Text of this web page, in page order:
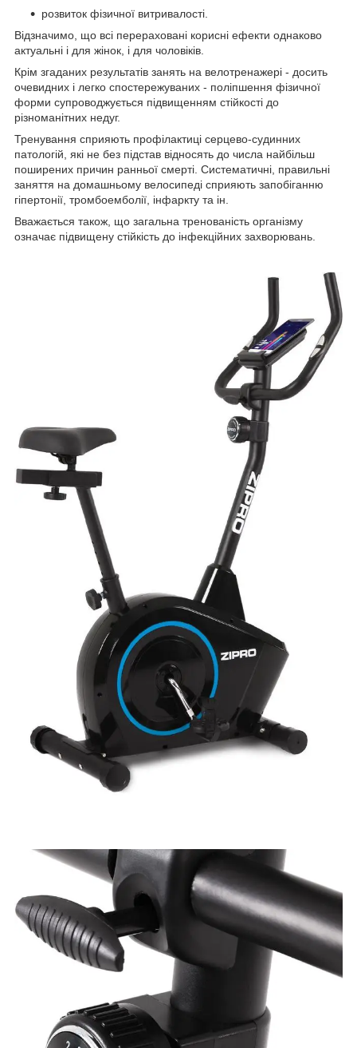
розвиток фізичної витривалості.
Відзначимо, що всі перераховані корисні ефекти однаково
актуальні і для жінок, і для чоловіків.
Крім згаданих результатів занять на велотренажері - досить
очевидних і легко спостережуваних - поліпшення фізичної
форми супроводжується підвищенням стійкості до
різноманітних недуг.
Тренування сприяють профілактиці серцево-судинних
патологій, які не без підстав відносять до числа найбільш
поширених причин ранньої смерті. Систематичні, правильні
заняття на домашньому велосипеді сприяють запобіганню
гіпертонії, тромбоемболії, інфаркту та ін.
Вважається також, що загальна тренованість організму
означає підвищену стійкість до інфекційних захворювань.